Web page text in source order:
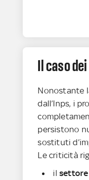
Il caso
Nonostante
dall’Inps, i
persistono
sostituti
Le criticità
il